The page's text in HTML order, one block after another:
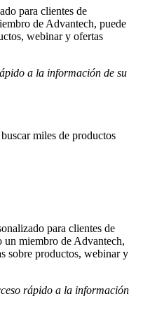
para clientes de
de Advantech, puede
webinar y ofertas
a la información de su
buscar miles de productos
para clientes de
un miembro de Advantech,
sobre productos, webinar y
rápido a la información